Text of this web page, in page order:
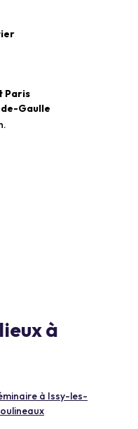
Paris
Gaulle
à
à Issy-les-